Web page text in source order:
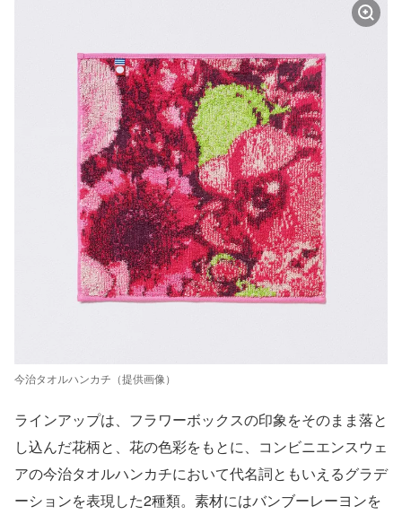
今治タオルハンカチ（提供画像）
ラインアップは、フラワーボックスの印象をそのまま落と
し込んだ花柄と、花の色彩をもとに、コンビニエンスウェ
アの今治タオルハンカチにおいて代名詞ともいえるグラデ
ーションを表現した2種類。素材にはバンブーレーヨンを